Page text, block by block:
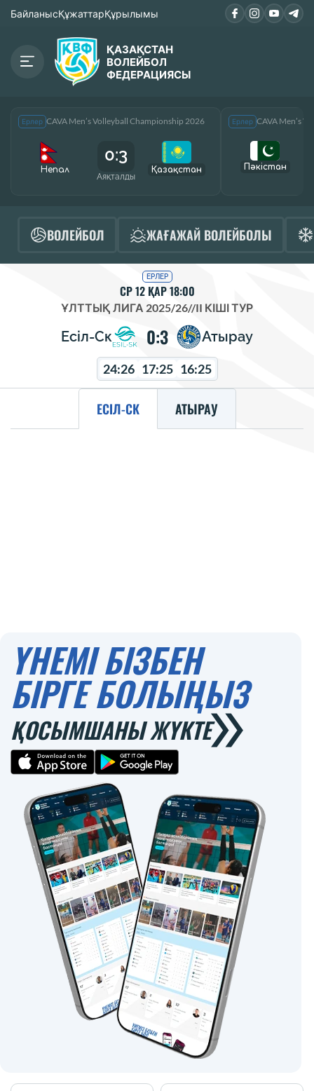
БайланысҚұжаттарҚұрылымы
ҚАЗАҚСТАН
ВОЛЕЙБОЛ
ФЕДЕРАЦИЯСЫ
Ерлер CAVA Men’s Volleyball Championship 2026
Непал
0:3
Аяқталды
Қазақcтан
Ерлер CAVA Men’s
Пәкістан
ВОЛЕЙБОЛ ЖАҒАЖАЙ ВОЛЕЙБОЛЫ
ЕРЛЕР
СР 12 ҚАР 18:00
ҰЛТТЫҚ ЛИГА 2025/26//II КІШІ ТУР
Есіл-Ск 0:3 Атырау
24:26 17:25 16:25
ЕСІЛ-СК АТЫРАУ
ҮНЕМІ БІЗБЕН
БІРГЕ БОЛЫҢЫЗ
ҚОСЫМШАНЫ ЖҮКТЕ